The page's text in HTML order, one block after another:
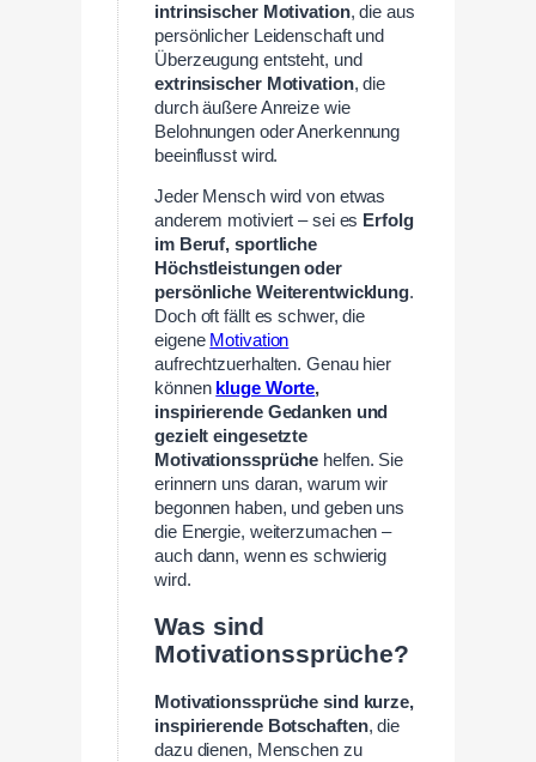
intrinsischer Motivation, die aus
persönlicher Leidenschaft und
Überzeugung entsteht, und
extrinsischer Motivation, die
durch äußere Anreize wie
Belohnungen oder Anerkennung
beeinflusst wird.
Jeder Mensch wird von etwas
anderem motiviert – sei es Erfolg
im Beruf, sportliche
Höchstleistungen oder
persönliche Weiterentwicklung.
Doch oft fällt es schwer, die
eigene Motivation
aufrechtzuerhalten. Genau hier
können kluge Worte,
inspirierende Gedanken und
gezielt eingesetzte
Motivationssprüche helfen. Sie
erinnern uns daran, warum wir
begonnen haben, und geben uns
die Energie, weiterzumachen –
auch dann, wenn es schwierig
wird.
Was sind
Motivationssprüche?
Motivationssprüche sind kurze,
inspirierende Botschaften, die
dazu dienen, Menschen zu